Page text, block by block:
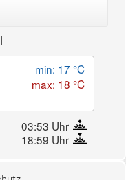
min: 17 °C
max: 18 °C
03:53 Uhr
18:59 Uhr